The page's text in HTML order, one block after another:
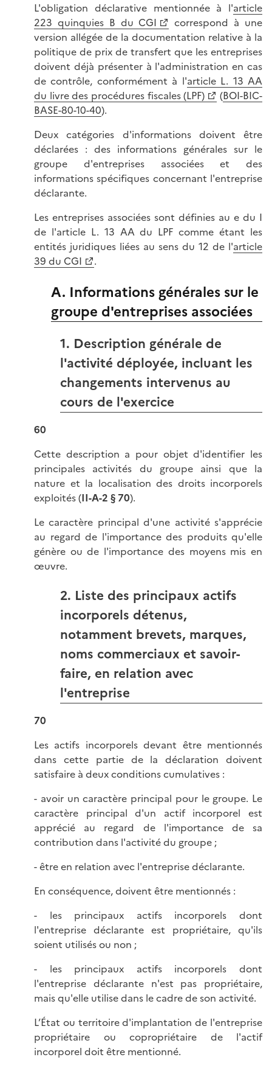
L'obligation déclarative mentionnée à l'article
223 quinquies B du CGI
correspond à une
version allégée de la documentation relative à la
politique de prix de transfert que les entreprises
doivent déjà présenter à l'administration en cas
de contrôle, conformément à l'article L. 13 AA
du livre des procédures fiscales (LPF)
(BOI-BIC-
BASE-80-10-40).
Deux catégories d'informations doivent être
déclarées : des informations générales sur le
groupe d'entreprises associées et des
informations spécifiques concernant l'entreprise
déclarante.
Les entreprises associées sont définies au e du I
de l'article L. 13 AA du LPF comme étant les
entités juridiques liées au sens du 12 de l'article
39 du CGI
.
A. Informations générales sur le
groupe d'entreprises associées
1. Description générale de
l'activité déployée, incluant les
changements intervenus au
cours de l'exercice
60
Cette description a pour objet d'identifier les
principales activités du groupe ainsi que la
nature et la localisation des droits incorporels
exploités (II-A-2 § 70).
Le caractère principal d'une activité s'apprécie
au regard de l'importance des produits qu'elle
génère ou de l'importance des moyens mis en
œuvre.
2. Liste des principaux actifs
incorporels détenus,
notamment brevets, marques,
noms commerciaux et savoir-
faire, en relation avec
l'entreprise
70
Les actifs incorporels devant être mentionnés
dans cette partie de la déclaration doivent
satisfaire à deux conditions cumulatives :
- avoir un caractère principal pour le groupe. Le
caractère principal d'un actif incorporel est
apprécié au regard de l'importance de sa
contribution dans l'activité du groupe ;
- être en relation avec l'entreprise déclarante.
En conséquence, doivent être mentionnés :
- les principaux actifs incorporels dont
l'entreprise déclarante est propriétaire, qu'ils
soient utilisés ou non ;
- les principaux actifs incorporels dont
l'entreprise déclarante n'est pas propriétaire,
mais qu'elle utilise dans le cadre de son activité.
L’État ou territoire d'implantation de l'entreprise
propriétaire ou copropriétaire de l'actif
incorporel doit être mentionné.